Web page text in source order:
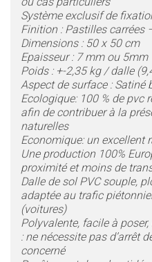
Système exclusif de
Finition : Pastilles carrées
Dimensions : 50 x 50 cm
Epaisseur : 7 mm ou 5mm
Poids : +-2,35 kg / dalle
Aspect de surface : Satiné
Ecologique: 100 % de pvc
afin de contribuer à la
naturelles
Economique: un excellent
Une production 100%
proximité et moins de
Dalle de sol PVC souple,
adaptée au trafic
(voitures)
Polyvalente, facile à
: ne nécessite pas d’arrêt
concerné